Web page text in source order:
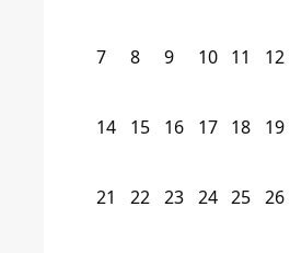
7 8 9 10 11 12
14 15 16 17 18 19
21 22 23 24 25 26